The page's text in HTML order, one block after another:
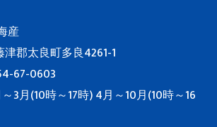
産
郡太良町多良4261-1
67-0603
3月(10時～17時) 4月～10月(10時～16